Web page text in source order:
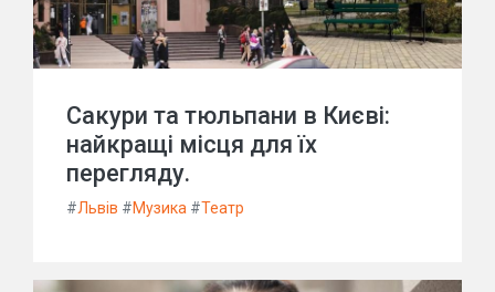
Сакури та тюльпани в Києві:
найкращі місця для їх
перегляду.
#Львів #Музика #Театр